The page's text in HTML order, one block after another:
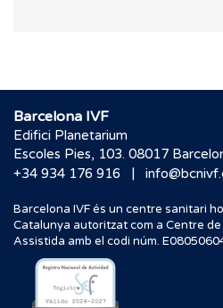
Barcelona IVF
Edifici Planetarium
Escoles Pies, 103. 08017
+34 934 176 916
|
Barcelona IVF és un centre sanitari
Catalunya autoritzat com a Centre
Assistida amb el codi núm.